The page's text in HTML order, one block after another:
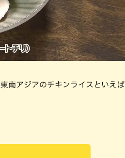
南アジアのチキンライスといえば